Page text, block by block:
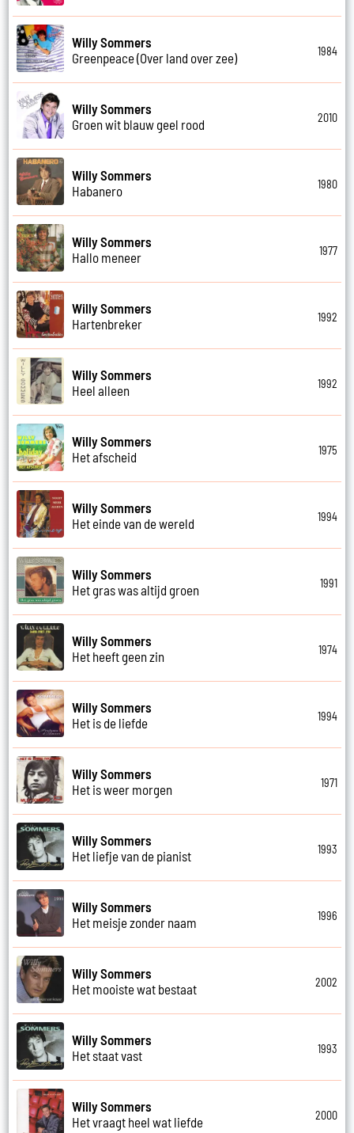
Willy Sommers
Greenpeace (Over land over zee)
1984
Willy Sommers
Groen wit blauw geel rood
2010
Willy Sommers
Habanero
1980
Willy Sommers
Hallo meneer
1977
Willy Sommers
Hartenbreker
1992
Willy Sommers
Heel alleen
1992
Willy Sommers
Het afscheid
1975
Willy Sommers
Het einde van de wereld
1994
Willy Sommers
Het gras was altijd groen
1991
Willy Sommers
Het heeft geen zin
1974
Willy Sommers
Het is de liefde
1994
Willy Sommers
Het is weer morgen
1971
Willy Sommers
Het liefje van de pianist
1993
Willy Sommers
Het meisje zonder naam
1996
Willy Sommers
Het mooiste wat bestaat
2002
Willy Sommers
Het staat vast
1993
Willy Sommers
Het vraagt heel wat liefde
2000